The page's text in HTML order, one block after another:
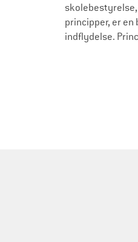
principper, er
indflydelse.